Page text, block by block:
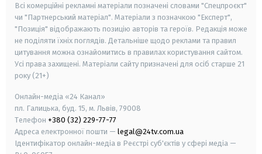
Всі комерційні рекламні матеріали позначені словами "Спецпроєкт"
чи "Партнерський матеріал". Матеріали з позначкою "Експерт",
"Позиція" відображають позицію авторів та героїв. Редакція може
не поділяти їхніх поглядів. Детальніше щодо реклами та правил
цитування можна ознайомитись в правилах користування сайтом.
Усі права захищені. Матеріали сайту призначені для осіб старше 21
року (21+)
Онлайн-медіа «24 Канал»
пл. Галицька, буд. 15, м. Львів, 79008
Телефон +380 (32) 229-77-77
Адреса електронної пошти — legal@24tv.com.ua
Ідентифікатор онлайн-медіа в Реєстрі суб'єктів у сфері медіа —